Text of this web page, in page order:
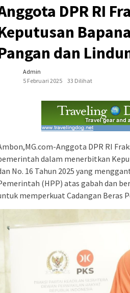
DPR RI
dan
Admin
5 Februari 2025
33 Dilihat
Anggota DPR RI
dalam menerbitkan
No. 16 Tahun 2025 yang
(HPP) atas gabah dan
memperkuat Cadangan Beras